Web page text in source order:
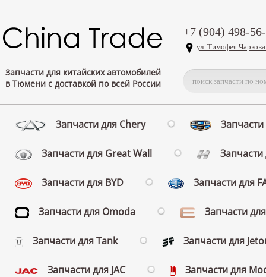
Запчасти для китайских автомобилей
в Тюмени с доставкой по всей России
+7 (904) 498-
ул. Тимофея
Запчасти для Chery
Запчасти для Great Wall
Запчасти для BYD Запчасти для
Запчасти для Omoda Запчасти
Запчасти для Tank Запчасти для
Запчасти для JAC Запчасти для